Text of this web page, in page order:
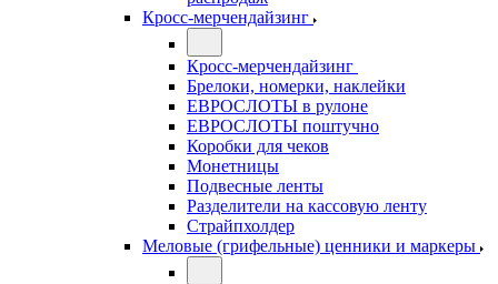
Кросс-мерчендайзинг
Кросс-мерчендайзинг
Брелоки, номерки, наклейки
ЕВРОСЛОТЫ в рулоне
ЕВРОСЛОТЫ поштучно
Коробки для чеков
Монетницы
Подвесные ленты
Разделители на кассовую ленту
Страйпхолдер
Меловые (грифельные) ценники и маркеры